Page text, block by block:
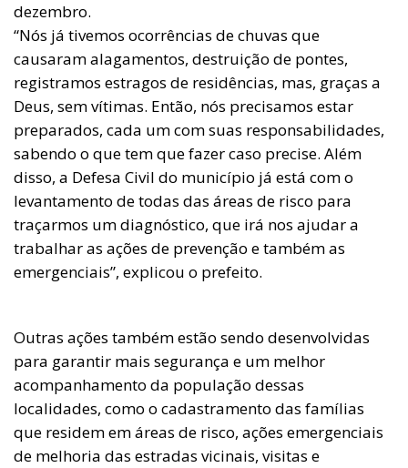
dezembro.
“Nós já tivemos ocorrências de chuvas que
causaram alagamentos, destruição de pontes,
registramos estragos de residências, mas, graças a
Deus, sem vítimas. Então, nós precisamos estar
preparados, cada um com suas responsabilidades,
sabendo o que tem que fazer caso precise. Além
disso, a Defesa Civil do município já está com o
levantamento de todas das áreas de risco para
traçarmos um diagnóstico, que irá nos ajudar a
trabalhar as ações de prevenção e também as
emergenciais”, explicou o prefeito.
Outras ações também estão sendo desenvolvidas
para garantir mais segurança e um melhor
acompanhamento da população dessas
localidades, como o cadastramento das famílias
que residem em áreas de risco, ações emergenciais
de melhoria das estradas vicinais, visitas e